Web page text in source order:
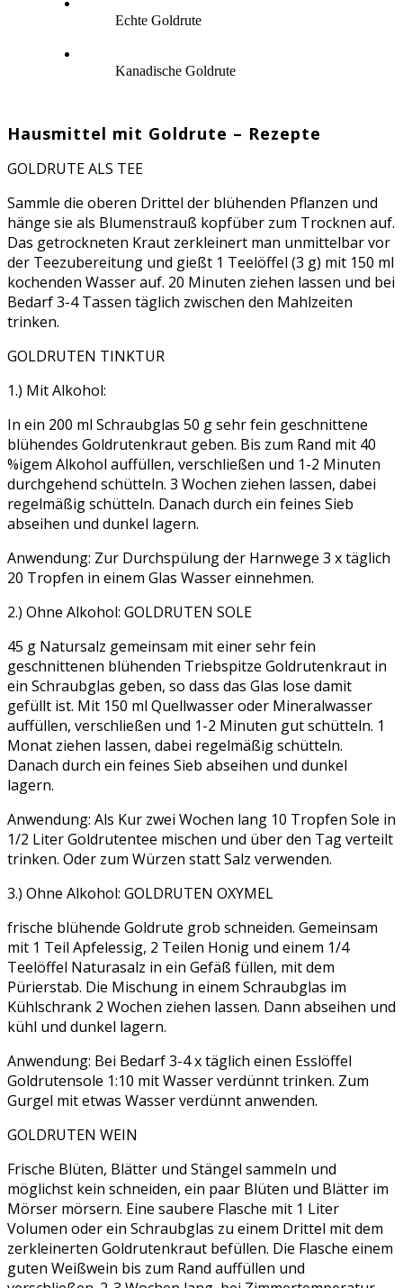
Echte Goldrute
Kanadische Goldrute
Hausmittel mit Goldrute – Rezepte
GOLDRUTE ALS TEE
Sammle die oberen Drittel der blühenden Pflanzen und
hänge sie als Blumenstrauß kopfüber zum Trocknen auf.
Das getrockneten Kraut zerkleinert man unmittelbar vor
der Teezubereitung und gießt 1 Teelöffel (3 g) mit 150 ml
kochenden Wasser auf. 20 Minuten ziehen lassen und bei
Bedarf 3-4 Tassen täglich zwischen den Mahlzeiten
trinken.
GOLDRUTEN TINKTUR
1.) Mit Alkohol:
In ein 200 ml Schraubglas 50 g sehr fein geschnittene
blühendes Goldrutenkraut geben. Bis zum Rand mit 40
%igem Alkohol auffüllen, verschließen und 1-2 Minuten
durchgehend schütteln. 3 Wochen ziehen lassen, dabei
regelmäßig schütteln. Danach durch ein feines Sieb
abseihen und dunkel lagern.
Anwendung: Zur Durchspülung der Harnwege 3 x täglich
20 Tropfen in einem Glas Wasser einnehmen.
2.) Ohne Alkohol: GOLDRUTEN SOLE
45 g Natursalz gemeinsam mit einer sehr fein
geschnittenen blühenden Triebspitze Goldrutenkraut in
ein Schraubglas geben, so dass das Glas lose damit
gefüllt ist. Mit 150 ml Quellwasser oder Mineralwasser
auffüllen, verschließen und 1-2 Minuten gut schütteln. 1
Monat ziehen lassen, dabei regelmäßig schütteln.
Danach durch ein feines Sieb abseihen und dunkel
lagern.
Anwendung: Als Kur zwei Wochen lang 10 Tropfen Sole in
1/2 Liter Goldrutentee mischen und über den Tag verteilt
trinken. Oder zum Würzen statt Salz verwenden.
3.) Ohne Alkohol: GOLDRUTEN OXYMEL
frische blühende Goldrute grob schneiden. Gemeinsam
mit 1 Teil Apfelessig, 2 Teilen Honig und einem 1/4
Teelöffel Naturasalz in ein Gefäß füllen, mit dem
Pürierstab. Die Mischung in einem Schraubglas im
Kühlschrank 2 Wochen ziehen lassen. Dann abseihen und
kühl und dunkel lagern.
Anwendung: Bei Bedarf 3-4 x täglich einen Esslöffel
Goldrutensole 1:10 mit Wasser verdünnt trinken. Zum
Gurgel mit etwas Wasser verdünnt anwenden.
GOLDRUTEN WEIN
Frische Blüten, Blätter und Stängel sammeln und
möglichst kein schneiden, ein paar Blüten und Blätter im
Mörser mörsern. Eine saubere Flasche mit 1 Liter
Volumen oder ein Schraubglas zu einem Drittel mit dem
zerkleinerten Goldrutenkraut befüllen. Die Flasche einem
guten Weißwein bis zum Rand auffüllen und